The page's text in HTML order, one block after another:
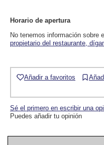
Horario de apertura
No tenemos información sobre
propietario del restaurante,
Añadir a favoritos
Sé el primero en escribir una
Puedes añadir tu opinión